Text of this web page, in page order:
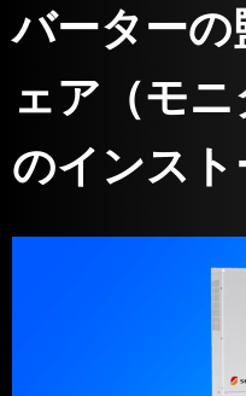
バーターの
ェア（モニ
のインスト